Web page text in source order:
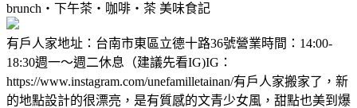
brunch‧下午茶‧咖啡‧茶 美味食記
有戶人家地址：台南市東區立德十路36號營業時間：14:00-
18:30週一～週二休息（建議先看IG)IG：
https://www.instagram.com/unefamilletainan/有戶人家搬家了，新
的地點設計的很漂亮，是有質感的文青少女風，甜點也美到爆